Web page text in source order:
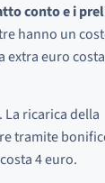
conto e i
hanno un
euro
ricarica della
tramite
4 euro.